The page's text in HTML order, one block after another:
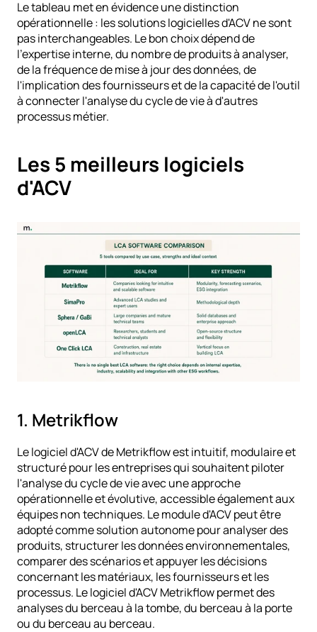
Le tableau met en évidence une distinction
opérationnelle : les solutions logicielles d'ACV ne sont
pas interchangeables. Le bon choix dépend de
l'expertise interne, du nombre de produits à analyser,
de la fréquence de mise à jour des données, de
l'implication des fournisseurs et de la capacité de l'outil
à connecter l'analyse du cycle de vie à d'autres
processus métier.
Les 5 meilleurs logiciels
d'ACV
1. Metrikflow
Le logiciel d'ACV de Metrikflow est intuitif, modulaire et
structuré pour les entreprises qui souhaitent piloter
l'analyse du cycle de vie avec une approche
opérationnelle et évolutive, accessible également aux
équipes non techniques. Le module d'ACV peut être
adopté comme solution autonome pour analyser des
produits, structurer les données environnementales,
comparer des scénarios et appuyer les décisions
concernant les matériaux, les fournisseurs et les
processus. Le logiciel d'ACV Metrikflow permet des
analyses du berceau à la tombe, du berceau à la porte
ou du berceau au berceau.